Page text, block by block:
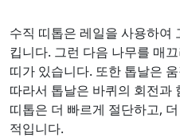
수직 띠톱은 레일을 사용하여
킵니다. 그런 다음 나무를 매
띠가 있습니다. 또한 톱날은
따라서 톱날은 바퀴의 회전과
띠톱은 더 빠르게 절단하고,
적입니다.